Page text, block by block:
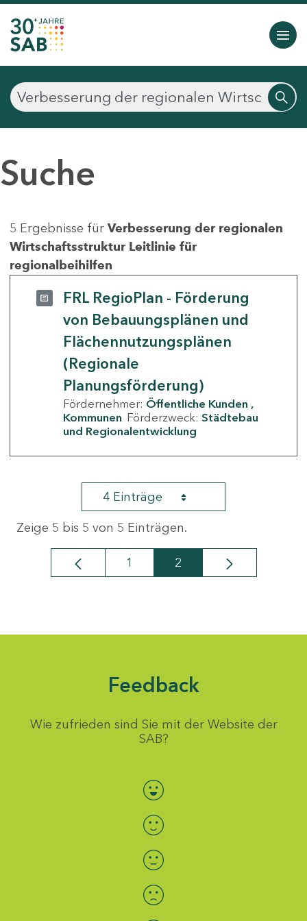
Suche
5 Ergebnisse für Verbesserung der regionalen
Wirtschaftsstruktur Leitlinie für
regionalbeihilfen
FRL RegioPlan - Förderung
von Bebauungsplänen und
Flächennutzungsplänen
(Regionale
Planungsförderung)
Fördernehmer: Öffentliche Kunden
Kommunen Förderzweck: Städtebau
und Regionalentwicklung
4 Einträge
Zeige 5 bis 5 von 5 Einträgen.
Seite
1 Seite
2
Feedback
Wie zufrieden sind Sie mit der Website der
SAB?
Bewertung auswählen